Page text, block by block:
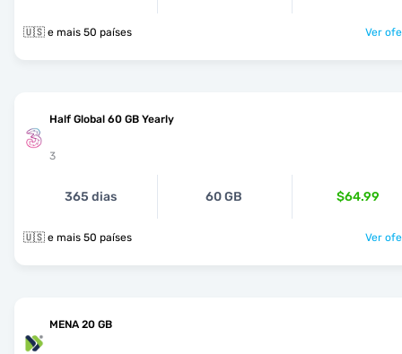
🇺🇸 e mais 50 países Ver
Half Global 60 GB Yearly
3
365 dias 60 GB $64.99
🇺🇸 e mais 50 países Ver
MENA 20 GB